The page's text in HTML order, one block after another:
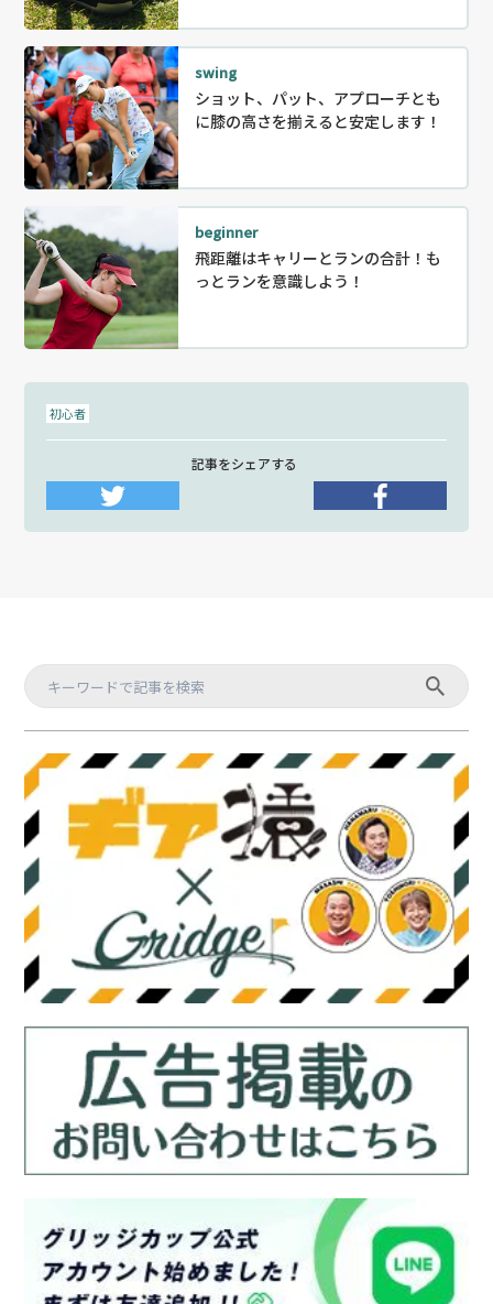
swing
ショット、パット、アプローチとも
に膝の高さを揃えると安定します！
beginner
飛距離はキャリーとランの合計！も
っとランを意識しよう！
初心者
記事をシェアする